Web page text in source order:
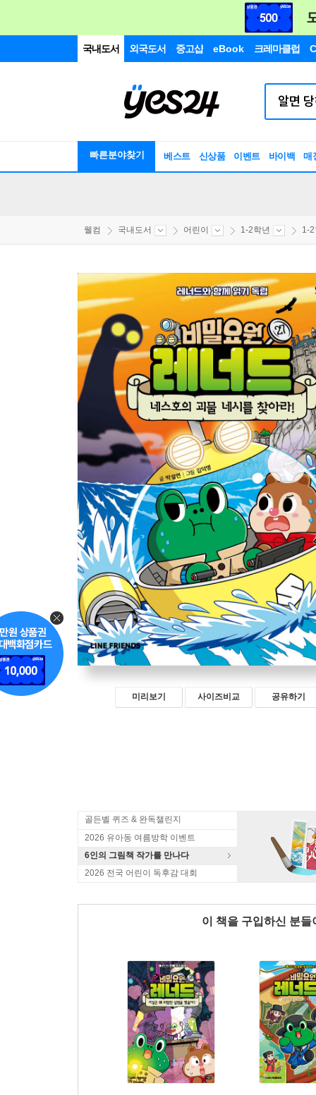
국내도서 외국도서 중고샵 eBook 크레마클럽
빠른분야찾기 베스트 신상품 이벤트 바이백 매
웰컴 국내도서 어린이 1-2학년 1-
미리보기 사이즈비교 공유하기
골든벨 퀴즈 & 완독챌린지
2026 유아동 여름방학 이벤트
6인의 그림책 작가를 만나다
2026 전국 어린이 독후감 대회
이 책을 구입하신 분